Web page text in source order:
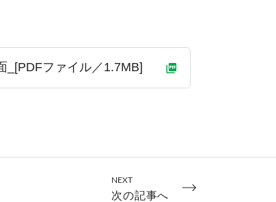
_[PDFファイル／1.7MB]
NEXT
次の記事へ